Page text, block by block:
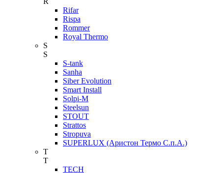
Rifar
Rispa
Rommer
Royal Thermo
S
S
S-tank
Sanha
Siber Evolution
Smart Install
Solpi-M
Steelsun
STOUT
Strattos
Stropuva
SUPERLUX (Аристон Термо С.п.А.)
T
T
TECH